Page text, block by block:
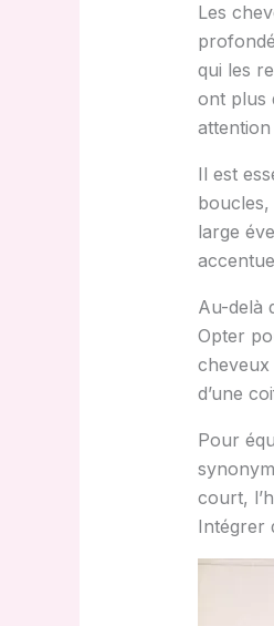
Les
qui les
ont plus
Il est
large
Au-delà
Opter
d’une
Pour
court,
Intégrer